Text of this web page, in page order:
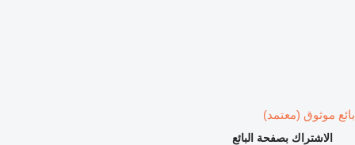
بائع موثوق (معتمد)
الاشتراك بصفحة البائع